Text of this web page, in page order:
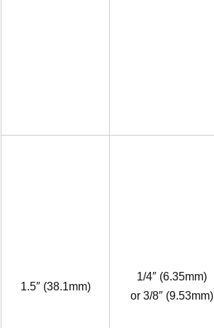
1.5″ (38.1mm)
1/4″ (6.35mm)
or 3/8″ (9.53mm)